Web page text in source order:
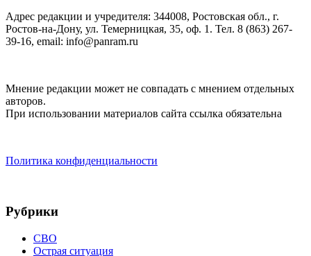
Адрес редакции и учредителя: 344008, Ростовская обл., г.
Ростов-на-Дону, ул. Темерницкая, 35, оф. 1. Тел. 8 (863) 267-
39-16, email: info@panram.ru
Мнение редакции может не совпадать с мнением отдельных
авторов.
При использовании материалов сайта ссылка обязательна
Политика конфиденциальности
Рубрики
СВО
Острая ситуация